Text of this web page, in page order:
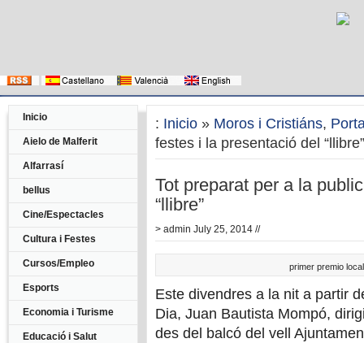
Inicio
Aielo de Malferit
Alfarrasí
bellus
Cine/Espectacles
Cultura i Festes
Cursos/Empleo
Esports
Economia i Turisme
Educació i Salut
: Inicio » Moros i Cristiáns,
festes i la presentació del “llibre”
Tot preparat per a la
“llibre”
> admin July 25, 2014 //
primer premio
Este divendres a la nit a partir
Dia, Juan Bautista Mompó,
des del balcó del vell